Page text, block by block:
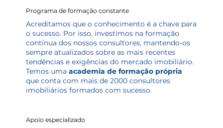
Programa de formação constante
Acreditamos que o conhecimento é a chave para
o sucesso. Por isso, investimos na formação
contínua dos nossos consultores, mantendo-os
sempre atualizados sobre as mais recentes
tendências e exigências do mercado imobiliário.
Temos umaacademia de formação própria
que conta com mais de 2000 consultores
imobiliários formados com sucesso.
Apoio especializado